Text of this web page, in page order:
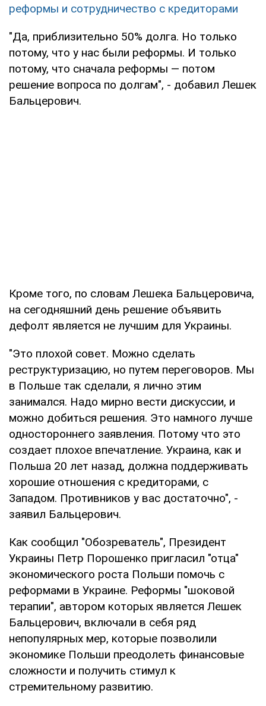
реформы и сотрудничество с кредиторами
"Да, приблизительно 50% долга. Но только
потому, что у нас были реформы. И только
потому, что сначала реформы — потом
решение вопроса по долгам", - добавил Лешек
Бальцерович.
Кроме того, по словам Лешека Бальцеровича,
на сегодняшний день решение объявить
дефолт является не лучшим для Украины.
"Это плохой совет. Можно сделать
реструктуризацию, но путем переговоров. Мы
в Польше так сделали, я лично этим
занимался. Надо мирно вести дискуссии, и
можно добиться решения. Это намного лучше
одностороннего заявления. Потому что это
создает плохое впечатление. Украина, как и
Польша 20 лет назад, должна поддерживать
хорошие отношения с кредиторами, с
Западом. Противников у вас достаточно", -
заявил Бальцерович.
Как сообщил "Обозреватель", Президент
Украины Петр Порошенко пригласил "отца"
экономического роста Польши помочь с
реформами в Украине. Реформы "шоковой
терапии", автором которых является Лешек
Бальцерович, включали в себя ряд
непопулярных мер, которые позволили
экономике Польши преодолеть финансовые
сложности и получить стимул к
стремительному развитию.